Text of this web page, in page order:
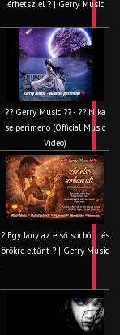
érhetsz el ? | Gerry Music
?? Gerry Music ?? - ?? Nika
se perimeno (Official Music
Video)
? Egy lány az első sorból… és
örökre eltűnt ? | Gerry Music